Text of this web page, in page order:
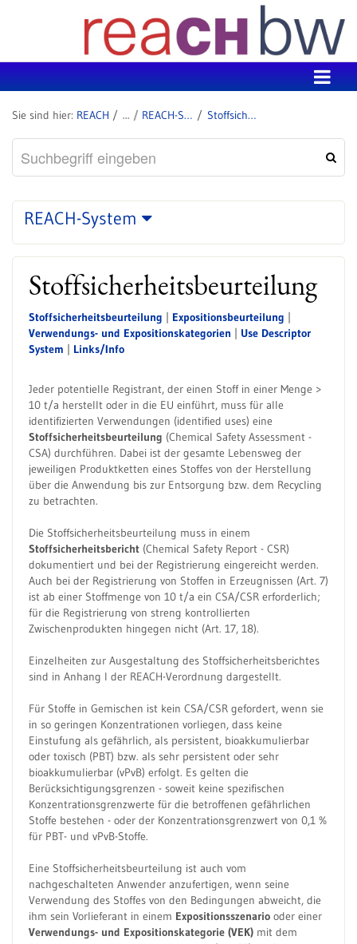
REACH REACH-System Stoffsicherheitsbeurteilung
REACH-System
Stoffsicherheitsbeurteilung
Stoffsicherheitsbeurteilung | Expositionsbeurteilung |
Verwendungs- und Expositionskategorien | Use Descriptor
System | Links/Info
Jeder potentielle Registrant, der einen Stoff in einer Menge >
10 t/a herstellt oder in die EU einführt, muss für alle
identifizierten Verwendungen (identified uses) eine
Stoffsicherheitsbeurteilung (Chemical Safety Assessment -
CSA) durchführen. Dabei ist der gesamte Lebensweg der
jeweiligen Produktketten eines Stoffes von der Herstellung
über die Anwendung bis zur Entsorgung bzw. dem Recycling
zu betrachten.
Die Stoffsicherheitsbeurteilung muss in einem
Stoffsicherheitsbericht (Chemical Safety Report - CSR)
dokumentiert und bei der Registrierung eingereicht werden.
Auch bei der Registrierung von Stoffen in Erzeugnissen (Art. 7)
ist ab einer Stoffmenge von 10 t/a ein CSA/CSR erforderlich;
für die Registrierung von streng kontrollierten
Zwischenprodukten hingegen nicht (Art. 17, 18).
Einzelheiten zur Ausgestaltung des Stoffsicherheitsberichtes
sind in Anhang I der REACH-Verordnung dargestellt.
Für Stoffe in Gemischen ist kein CSA/CSR gefordert, wenn sie
in so geringen Konzentrationen vorliegen, dass keine
Einstufung als gefährlich, als persistent, bioakkumulierbar
oder toxisch (PBT) bzw. als sehr persistent oder sehr
bioakkumulierbar (vPvB) erfolgt. Es gelten die
Berücksichtigungsgrenzen - soweit keine spezifischen
Konzentrationsgrenzwerte für die betroffenen gefährlichen
Stoffe bestehen - oder der Konzentrationsgrenzwert von 0,1 %
für PBT- und vPvB-Stoffe.
Eine Stoffsicherheitsbeurteilung ist auch vom
nachgeschalteten Anwender anzufertigen, wenn seine
Verwendung des Stoffes von den Bedingungen abweicht, die
ihm sein Vorlieferant in einem Expositionsszenario oder einer
Verwendungs- und Expositionskategorie (VEK) mit dem